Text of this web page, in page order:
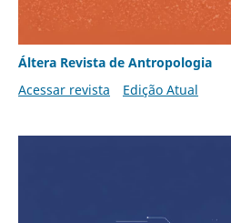
Áltera Revista de Antropologia
Acessar revista
Edição Atual